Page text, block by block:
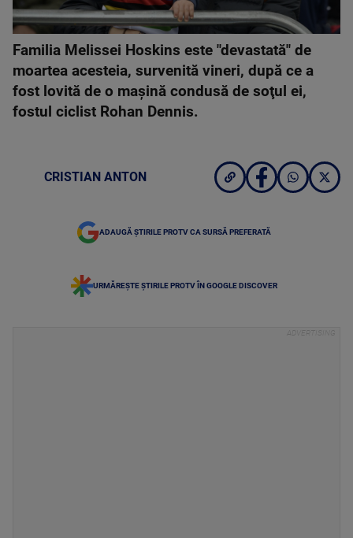
Familia Melissei Hoskins este "devastată" de
moartea acesteia, survenită vineri, după ce a
fost lovită de o maşină condusă de soţul ei,
fostul ciclist Rohan Dennis.
CRISTIAN ANTON
ADAUGĂ ȘTIRILE PROTV CA SURSĂ PREFERATĂ
URMĂREȘTE ȘTIRILE PROTV ÎN GOOGLE DISCOVER